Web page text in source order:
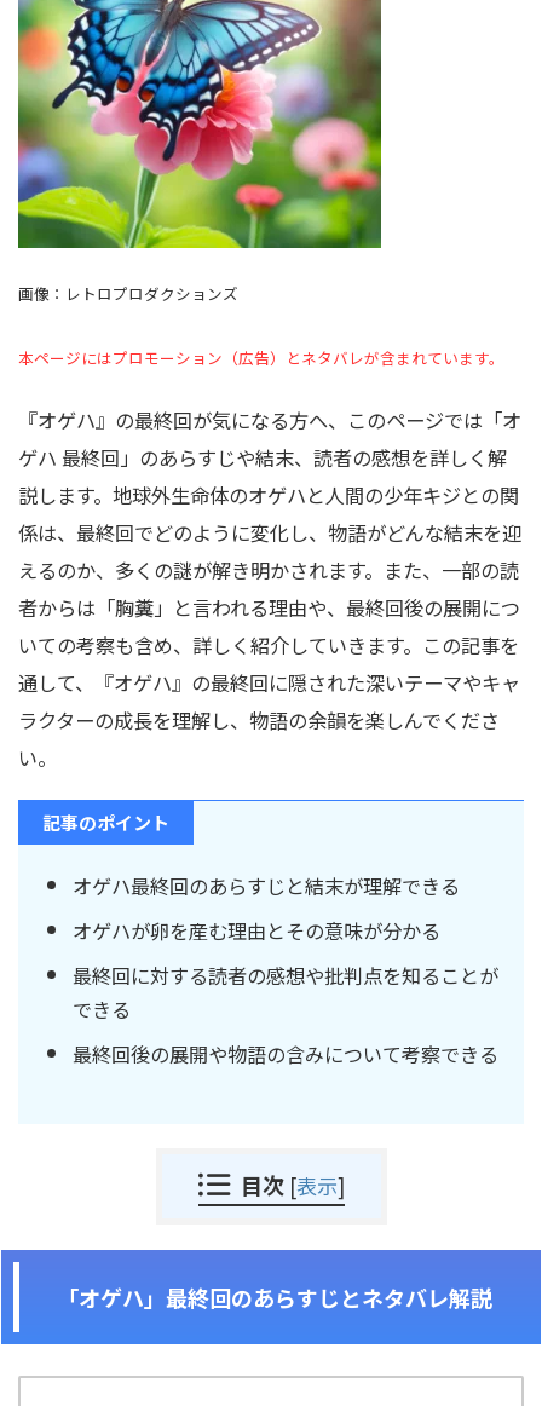
画像：レトロプロダクションズ
本ページにはプロモーション（広告）とネタバレが含まれています。
『オゲハ』の最終回が気になる方へ、このページでは「オ
ゲハ 最終回」のあらすじや結末、読者の感想を詳しく解
説します。地球外生命体のオゲハと人間の少年キジとの関
係は、最終回でどのように変化し、物語がどんな結末を迎
えるのか、多くの謎が解き明かされます。また、一部の読
者からは「胸糞」と言われる理由や、最終回後の展開につ
いての考察も含め、詳しく紹介していきます。この記事を
通して、『オゲハ』の最終回に隠された深いテーマやキャ
ラクターの成長を理解し、物語の余韻を楽しんでくださ
い。
記事のポイント
オゲハ最終回のあらすじと結末が理解できる
オゲハが卵を産む理由とその意味が分かる
最終回に対する読者の感想や批判点を知ることが
できる
最終回後の展開や物語の含みについて考察できる
目次 [表示]
「オゲハ」最終回のあらすじとネタバレ解説